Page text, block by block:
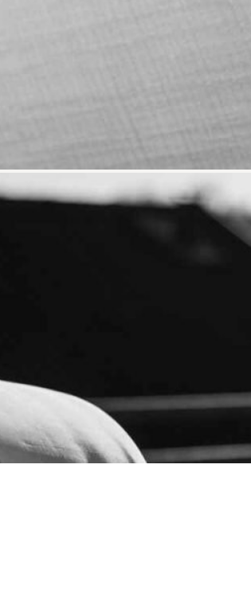
in Südafrika und
Kontrabässen. Der
Fertigkeiten und
und Praktikanten